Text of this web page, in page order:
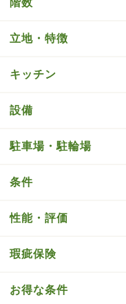
立地・特徴
キッチン
設備
駐車場・駐輪場
条件
性能・評価
瑕疵保険
お得な条件